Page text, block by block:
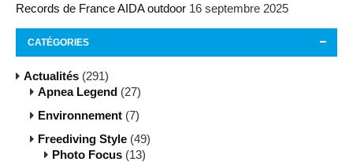
Records de France AIDA outdoor 16 septembre 2025
CATÉGORIES
Actualités (291)
Apnea Legend (27)
Environnement (7)
Freediving Style (49)
Photo Focus (13)